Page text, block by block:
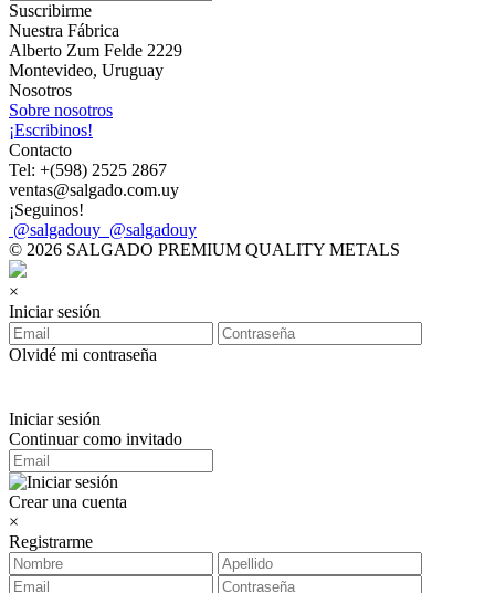
Suscribirme
Nuestra Fábrica
Alberto Zum Felde 2229
Montevideo, Uruguay
Nosotros
Sobre nosotros
¡Escribinos!
Contacto
Tel: +(598) 2525 2867
ventas@salgado.com.uy
¡Seguinos!
@salgadouy @salgadouy
© 2026 SALGADO PREMIUM QUALITY METALS
×
Iniciar sesión
Olvidé mi contraseña
Iniciar sesión
Continuar como invitado
Crear una cuenta
×
Registrarme